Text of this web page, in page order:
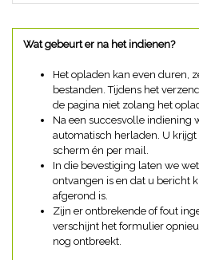
Wat gebeurt er na het indienen?
Het opladen kan even duren,
bestanden. Tijdens het
de pagina niet zolang het
Na een succesvolle indiening
automatisch herladen. U
scherm én per mail.
In die bevestiging laten we
ontvangen is en dat u bericht
afgerond is.
Zijn er ontbrekende of fout
verschijnt het formulier
nog ontbreekt.